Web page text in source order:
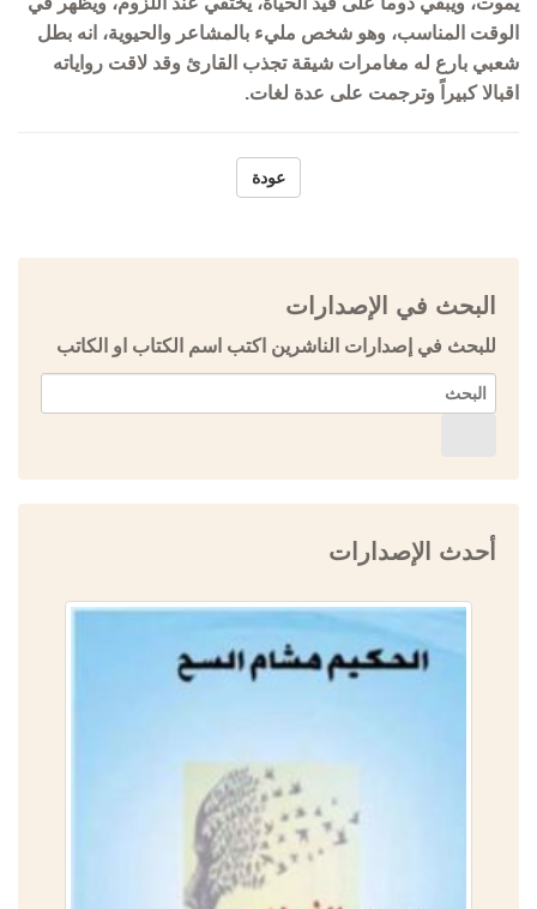
الوقت المناسب، وهو شخص مليء بالمشاعر والحيوية، انه بطل
شعبي بارع له مغامرات شيقة تجذب القارئ وقد لاقت رواياته
اقبالا كبيراً وترجمت على عدة لغات.
عودة
البحث في الإصدارات
للبحث في إصدارات الناشرين اكتب اسم الكتاب او الكاتب
أحدث الإصدارات